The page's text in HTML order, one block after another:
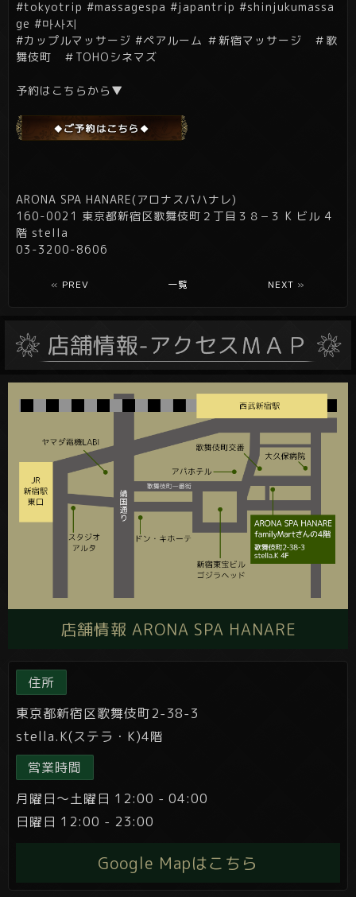
#tokyotrip #massagespa #japantrip #shinjukumassa
ge #마사지
#カップルマッサージ #ペアルーム ＃新宿マッサージ ＃歌
舞伎町 ＃ TOHOシネマズ
予約はこちらから▼
ARONA SPA HANARE(アロナスパハナレ)
160-0021 東京都新宿区歌舞伎町２丁目３８−３ K ビル 4
階 stella
03-3200-8606
« PREV 一覧 NEXT »
店舗情報 ARONA SPA HANARE
住所
東京都新宿区歌舞伎町2-38-3
stella.K(ステラ・K)4階
営業時間
月曜日～土曜日 12:00 - 04:00
日曜日 12:00 - 23:00
Google Mapはこちら